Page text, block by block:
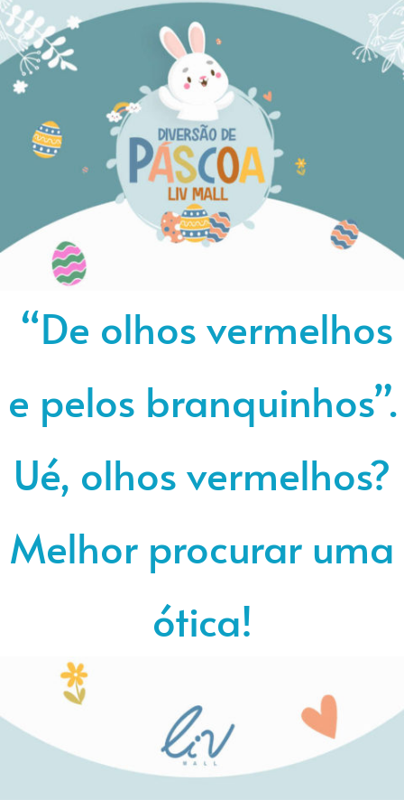
“De olhos vermelhos
e pelos branquinhos”.
Ué, olhos vermelhos?
Melhor procurar uma
ótica!